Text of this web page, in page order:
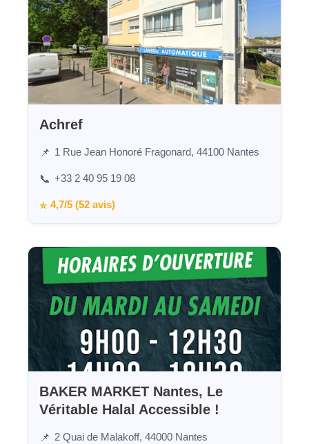
Achref
📌 1 Rue Jean Honoré Fragonard, 44100 Nantes
📞 +33 2 40 95 19 08
⭐ 4,7/5 (52 avis)
BAKER MARKET Nantes, Le
Véritable Halal Accessible !
📌 2 Quai de Malakoff, 44000 Nantes